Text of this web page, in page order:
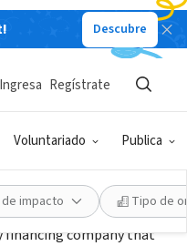
Descubre
Voluntariado Publica
Ingresa Regístrate
impacto Tipo de
financing company that